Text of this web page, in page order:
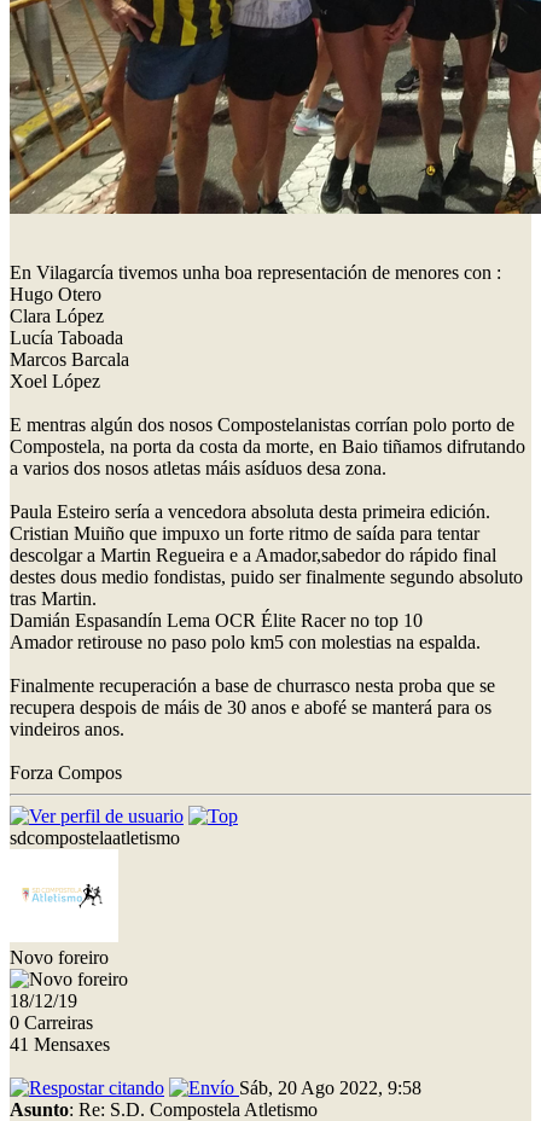
En Vilagarcía tivemos unha boa representación de menores con :
Hugo Otero
Clara López
Lucía Taboada
Marcos Barcala
Xoel López
E mentras algún dos nosos Compostelanistas corrían polo porto de
Compostela, na porta da costa da morte, en Baio tiñamos difrutando
a varios dos nosos atletas máis asíduos desa zona.
Paula Esteiro sería a vencedora absoluta desta primeira edición.
Cristian Muiño que impuxo un forte ritmo de saída para tentar
descolgar a Martin Regueira e a Amador,sabedor do rápido final
destes dous medio fondistas, puido ser finalmente segundo absoluto
tras Martin.
Damián Espasandín Lema OCR Élite Racer no top 10
Amador retirouse no paso polo km5 con molestias na espalda.
Finalmente recuperación a base de churrasco nesta proba que se
recupera despois de máis de 30 anos e abofé se manterá para os
vindeiros anos.
Forza Compos
sdcompostelaatletismo
Novo foreiro
18/12/19
0 Carreiras
41 Mensaxes
Sáb, 20 Ago 2022, 9:58
Asunto: Re: S.D. Compostela Atletismo